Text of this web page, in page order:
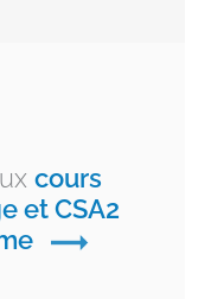
cours
et CSA2